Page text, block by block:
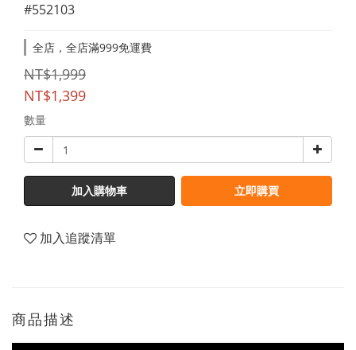
#552103
全店，全店滿999免運費
NT$1,999
NT$1,399
數量
加入購物車 立即購買
加入追蹤清單
商品描述